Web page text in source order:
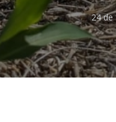
24 de